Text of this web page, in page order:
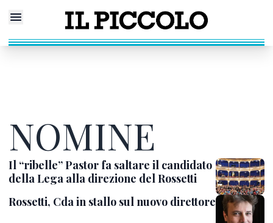
NOMINE
Il “ribelle” Pastor fa saltare il candidato
della Lega alla direzione del Rossetti
Rossetti, Cda in stallo sul nuovo direttore